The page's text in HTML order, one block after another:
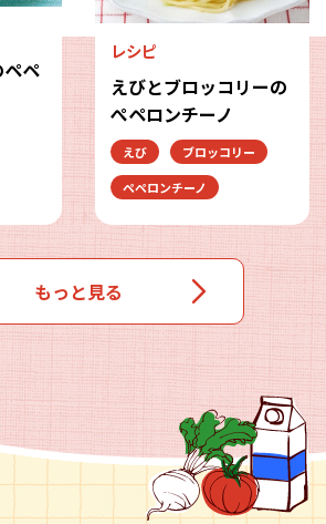
ペ
レシピ
えびとブロッコリーの
ぺペロンチーノ
えび
ブロッコリー
ペペロンチーノ
もっと見る